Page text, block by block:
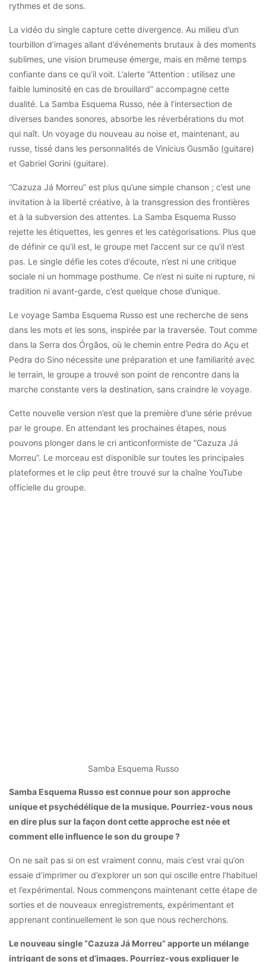
rythmes et de sons.
La vidéo du single capture cette divergence. Au milieu d’un
tourbillon d’images allant d’événements brutaux à des moments
sublimes, une vision brumeuse émerge, mais en même temps
confiante dans ce qu’il voit. L’alerte “Attention : utilisez une
faible luminosité en cas de brouillard” accompagne cette
dualité. La Samba Esquema Russo, née à l’intersection de
diverses bandes sonores, absorbe les réverbérations du mot
qui naît. Un voyage du nouveau au noise et, maintenant, au
russe, tissé dans les personnalités de Vinícius Gusmão (guitare)
et Gabriel Gorini (guitare).
“Cazuza Já Morreu” est plus qu’une simple chanson ; c’est une
invitation à la liberté créative, à la transgression des frontières
et à la subversion des attentes. La Samba Esquema Russo
rejette les étiquettes, les genres et les catégorisations. Plus que
de définir ce qu’il est, le groupe met l’accent sur ce qu’il n’est
pas. Le single défie les cotes d’écoute, n’est ni une critique
sociale ni un hommage posthume. Ce n’est ni suite ni rupture, ni
tradition ni avant-garde, c’est quelque chose d’unique.
Le voyage Samba Esquema Russo est une recherche de sens
dans les mots et les sons, inspirée par la traversée. Tout comme
dans la Serra dos Órgãos, où le chemin entre Pedra do Açu et
Pedra do Sino nécessite une préparation et une familiarité avec
le terrain, le groupe a trouvé son point de rencontre dans la
marche constante vers la destination, sans craindre le voyage.
Cette nouvelle version n’est que la première d’une série prévue
par le groupe. En attendant les prochaines étapes, nous
pouvons plonger dans le cri anticonformiste de “Cazuza Já
Morreu”. Le morceau est disponible sur toutes les principales
plateformes et le clip peut être trouvé sur la chaîne YouTube
officielle du groupe.
Samba Esquema Russo
Samba Esquema Russo est connue pour son approche
unique et psychédélique de la musique. Pourriez-vous nous
en dire plus sur la façon dont cette approche est née et
comment elle influence le son du groupe ?
On ne sait pas si on est vraiment connu, mais c’est vrai qu’on
essaie d’imprimer ou d’explorer un son qui oscille entre l’habituel
et l’expérimental. Nous commençons maintenant cette étape de
sorties et de nouveaux enregistrements, expérimentant et
apprenant continuellement le son que nous recherchons.
Le nouveau single “Cazuza Já Morreu” apporte un mélange
intrigant de sons et d’images. Pourriez-vous expliquer le